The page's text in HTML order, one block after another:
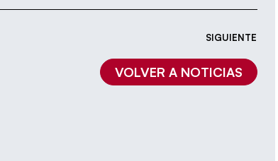
SIGUIENTE
VOLVER A NOTICIAS